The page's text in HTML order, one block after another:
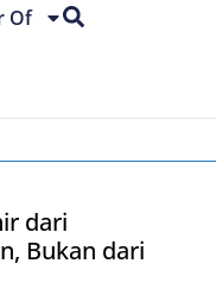
Of
dari
Bukan dari